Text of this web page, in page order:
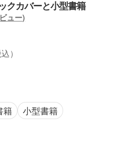
クカバーと小型書籍
ュー)
）
籍 小型書籍